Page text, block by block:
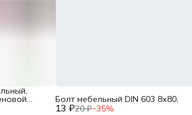
13 ₽20 ₽−35%
Болт мебельный DIN 603 8х80,